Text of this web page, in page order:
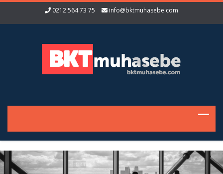
0212 564 73 75 info@bktmuhasebe.com